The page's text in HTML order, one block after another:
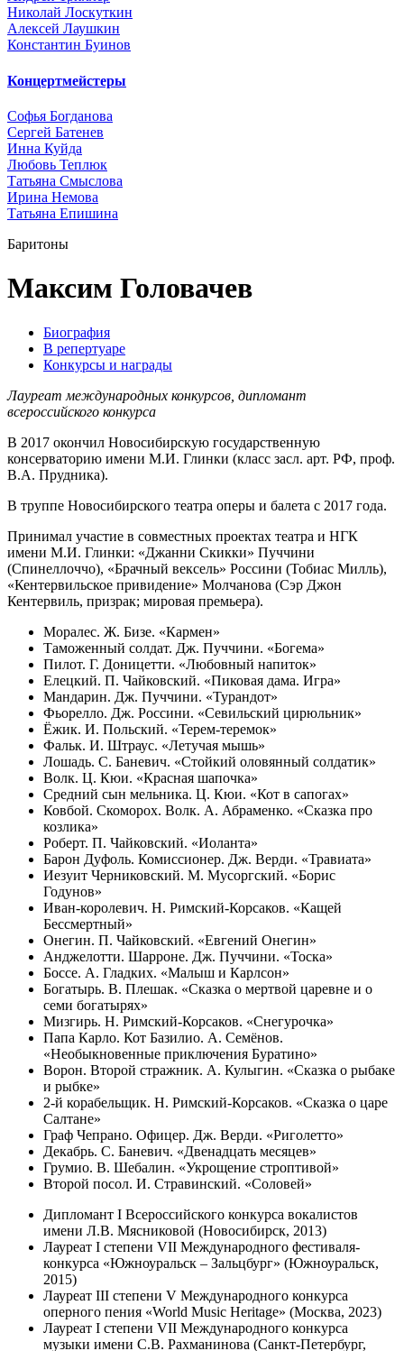
Николай Лоскуткин
Алексей Лаушкин
Константин Буинов
Концертмейстеры
Софья Богданова
Сергей Батенев
Инна Куйда
Любовь Теплюк
Татьяна Смыслова
Ирина Немова
Татьяна Епишина
Баритоны
Максим Головачев
Биография
В репертуаре
Конкурсы и награды
Лауреат международных конкурсов, дипломант
всероссийского конкурса
В 2017 окончил Новосибирскую государственную
консерваторию имени М.И. Глинки (класс засл. арт. РФ, проф.
В.А. Прудника).
В труппе Новосибирского театра оперы и балета с 2017 года.
Принимал участие в совместных проектах театра и НГК
имени М.И. Глинки: «Джанни Скикки» Пуччини
(Спинеллоччо), «Брачный вексель» Россини (Тобиас Милль),
«Кентервильское привидение» Молчанова (Сэр Джон
Кентервиль, призрак; мировая премьера).
Моралес. Ж. Бизе. «Кармен»
Таможенный солдат. Дж. Пуччини. «Богема»
Пилот. Г. Доницетти. «Любовный напиток»
Елецкий. П. Чайковский. «Пиковая дама. Игра»
Мандарин. Дж. Пуччини. «Турандот»
Фьорелло. Дж. Россини. «Севильский цирюльник»
Ёжик. И. Польский. «Терем-теремок»
Фальк. И. Штраус. «Летучая мышь»
Лошадь. С. Баневич. «Стойкий оловянный солдатик»
Волк. Ц. Кюи. «Красная шапочка»
Средний сын мельника. Ц. Кюи. «Кот в сапогах»
Ковбой. Скоморох. Волк. А. Абраменко. «Сказка про
козлика»
Роберт. П. Чайковский. «Иоланта»
Барон Дуфоль. Комиссионер. Дж. Верди. «Травиата»
Иезуит Черниковский. М. Мусоргский. «Борис
Годунов»
Иван-королевич. Н. Римский-Корсаков. «Кащей
Бессмертный»
Онегин. П. Чайковский. «Евгений Онегин»
Анджелотти. Шарроне. Дж. Пуччини. «Тоска»
Боссе. А. Гладких. «Малыш и Карлсон»
Богатырь. В. Плешак. «Сказка о мертвой царевне и о
семи богатырях»
Мизгирь. Н. Римский-Корсаков. «Снегурочка»
Папа Карло. Кот Базилио. А. Семёнов.
«Необыкновенные приключения Буратино»
Ворон. Второй стражник. А. Кулыгин. «Сказка о рыбаке
и рыбке»
2-й корабельщик. Н. Римский-Корсаков. «Сказка о царе
Салтане»
Граф Чепрано. Офицер. Дж. Верди. «Риголетто»
Декабрь. С. Баневич. «Двенадцать месяцев»
Грумио. В. Шебалин. «Укрощение строптивой»
Второй посол. И. Стравинский. «Соловей»
Дипломант I Всероссийского конкурса вокалистов
имени Л.В. Мясниковой (Новосибирск, 2013)
Лауреат I степени VII Международного фестиваля-
конкурса «Южноуральск – Зальцбург» (Южноуральск,
2015)
Лауреат III степени V Международного конкурса
оперного пения «World Music Heritage» (Москва, 2023)
Лауреат I степени VII Международного конкурса
музыки имени С.В. Рахманинова (Санкт-Петербург,